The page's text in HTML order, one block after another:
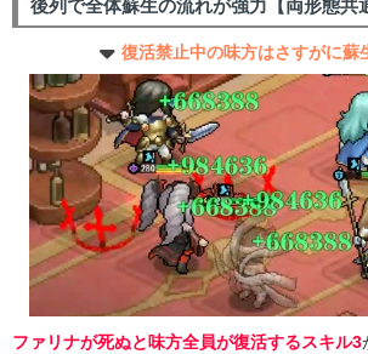
後列で全体蘇生の流れが強力【両形態共
復活禁止中の味方はさすがに蘇
ファリナが死ぬと味方全員が復活するスキル3